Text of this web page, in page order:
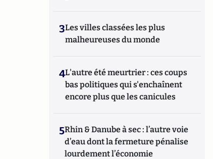
3Les villes classées les plus
malheureuses du monde
4L'autre été meurtrier : ces coups
bas politiques qui s'enchaînent
encore plus que les canicules
5Rhin & Danube à sec : l’autre voie
d’eau dont la fermeture pénalise
lourdement l’économie